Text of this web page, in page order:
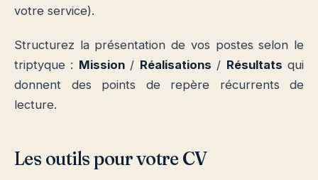
votre service).
Structurez la présentation de vos postes selon le
triptyque : Mission/ Réalisations / Résultats qui
donnent des points de repère récurrents de
lecture.
Les outils pour votre CV